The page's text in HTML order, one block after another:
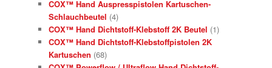
COX™ Hand Auspresspistolen Kartuschen-
Schlauchbeutel (4)
COX™ Hand Dichtstoff-Klebstoff 2K Beutel (1)
COX™ Hand Dichtstoff-Klebstoffpistolen 2K
Kartuschen (68)